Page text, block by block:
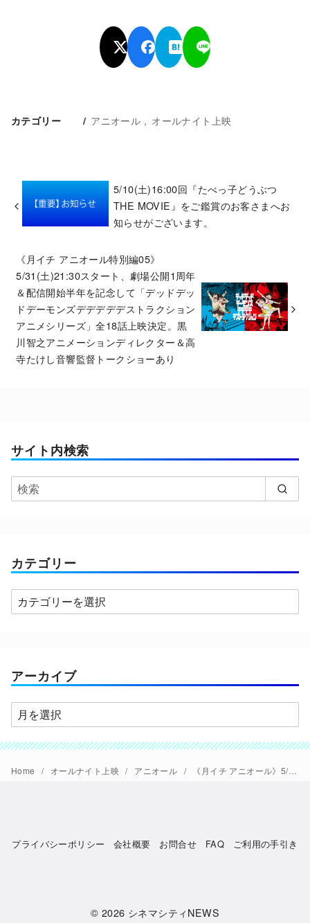
カテゴリー アニオール オールナイト上映
5/10(土)16:00回『たべっ子どうぶつ
THE MOVIE』をご鑑賞のお客さまへお
知らせがございます。
《月イチ アニオール特別編05》
5/31(土)21:30スタート、劇場公開1周年
＆配信開始半年を記念して「デッドデッ
ドデーモンズデデデデデストラクション
アニメシリーズ」全18話上映決定。黒
川智之アニメーションディレクター＆高
寺たけし音響監督トークショーあり
サイト内検索
カテゴリー
カ
テ
ー
アーカイブ
ア
ー
カ
イ
Home オールナイト上映 アニオール 《月イチ アニオール》5/17(土)23:00「ガンバの冒険14-26話」、スケジュール詳細とスペシャルメニュー発表
プライバシーポリシー 会社概要 お問合せ FAQ ご利用の手引き
© 2026 シネマシティNEWS